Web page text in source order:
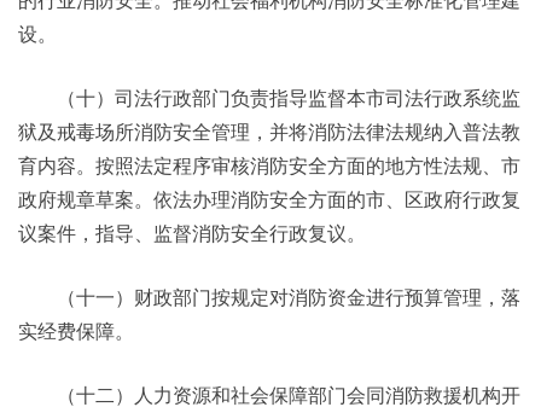
设。
（十）司法行政部门负责指导监督本市司法行政系统监
狱及戒毒场所消防安全管理，并将消防法律法规纳入普法教
育内容。按照法定程序审核消防安全方面的地方性法规、市
政府规章草案。依法办理消防安全方面的市、区政府行政复
议案件，指导、监督消防安全行政复议。
（十一）财政部门按规定对消防资金进行预算管理，落
实经费保障。
（十二）人力资源和社会保障部门会同消防救援机构开